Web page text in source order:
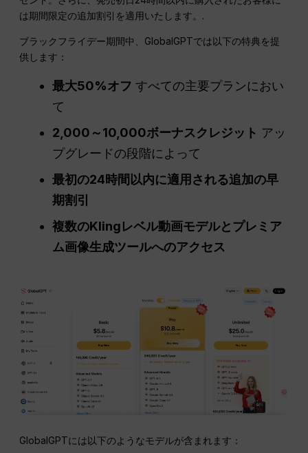
は期間限定の追加割引を適用いたします。.
ブラックフライデー期間中、GlobalGPTでは以下の特典を提
供します：
最大50%オフ すべての主要プランにおい
て
2,000～10,000ボーナスクレジット アッ
プグレードの段階によって
最初の24時間以内に適用される追加の早
期割引
複数のKlingレベル動画モデルとプレミア
ム画像生成ツールへのアクセス
GlobalGPTには以下のようなモデルが含まれます：